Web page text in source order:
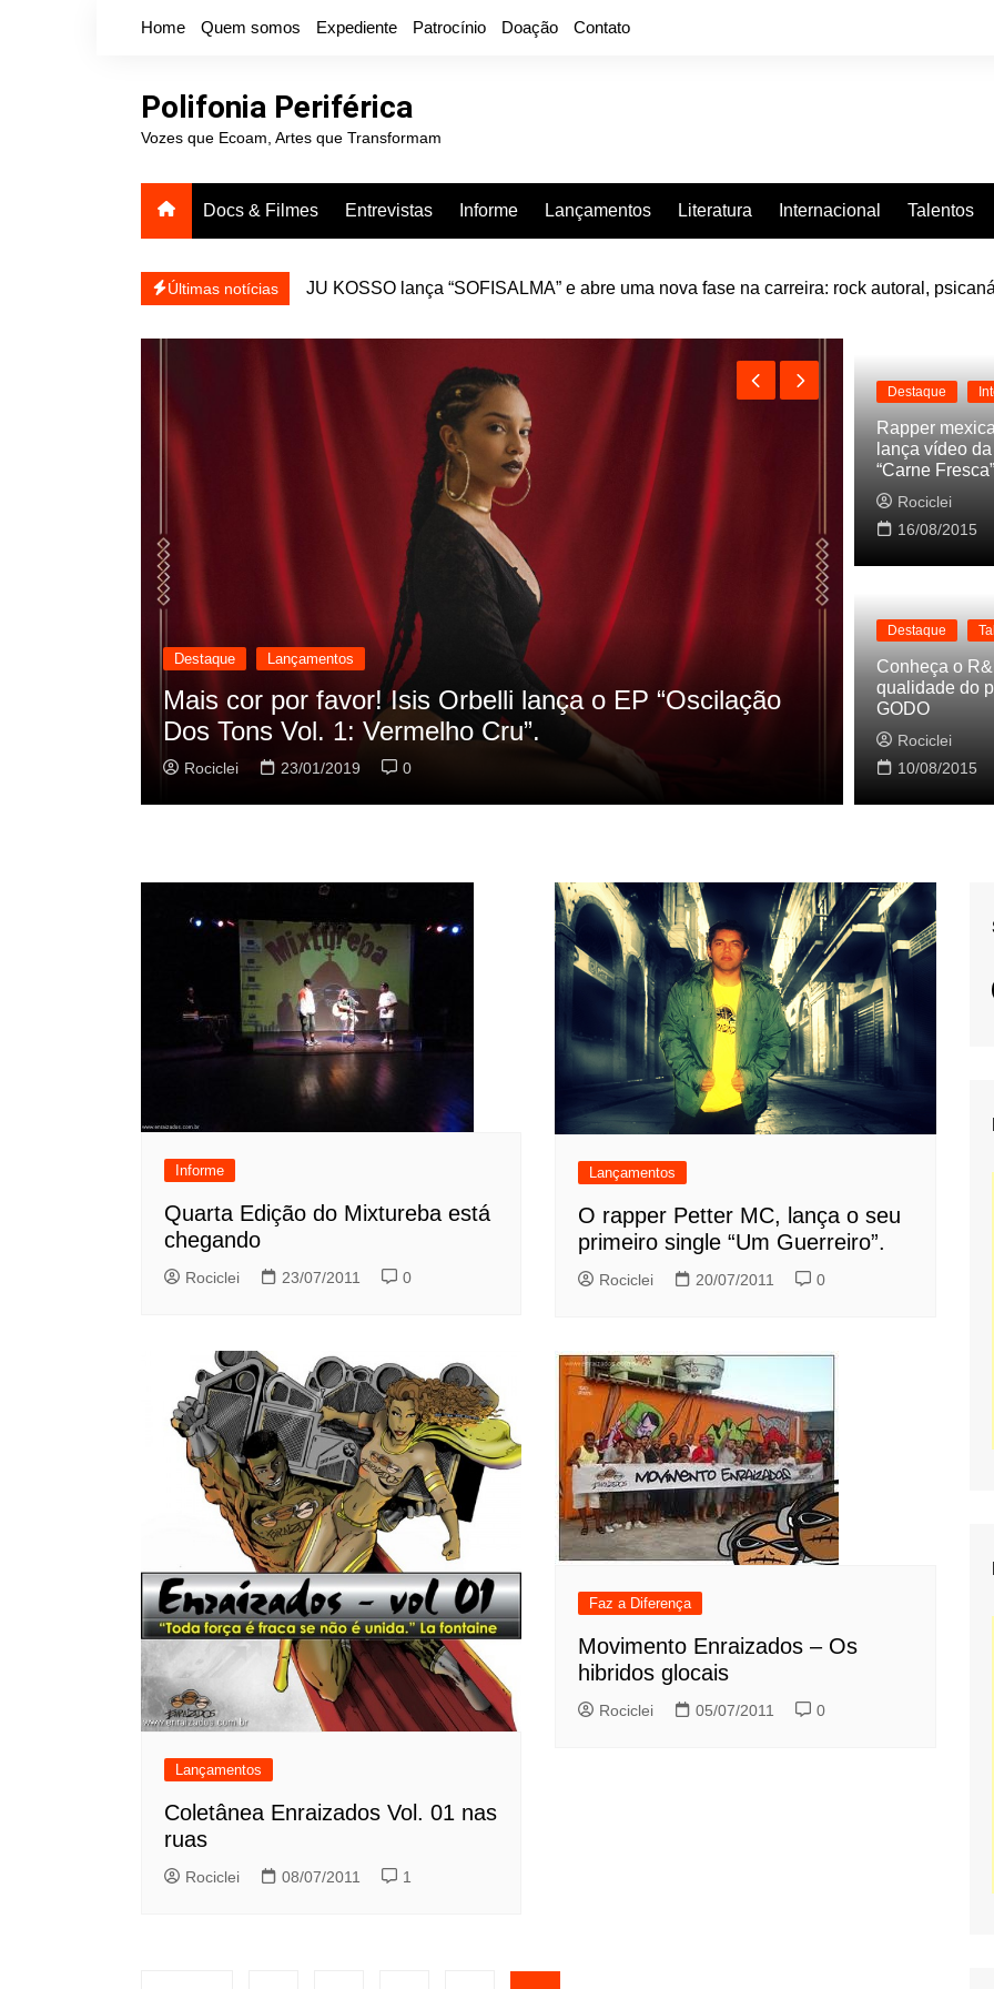
Home Quem somos Expediente Patrocínio Doação Contato
Polifonia Periférica
Vozes que Ecoam, Artes que Transformam
Docs & Filmes Entrevistas Informe Lançamentos Literatura Internacional Talentos
Últimas notícias
JU KOSSO lança “SOFISALMA” e abre uma nova fase na carreira: rock autoral,
Projota relança a mixtape “Projeção”, de 2010, nas plataformas digitais
Destaque Lançamentos
Rashid vai buscar nos HQs as referencias do clipe de
sua nova música
Rociclei 22/01/2019 0
Destaque
Cynthia
Baleiro
Rociclei
Destaque
Rapper
lança vídeo
“Carne Fresca”
Rociclei
16/08/2015
Destaque
Conheça o
qualidade do
GODO
Rociclei
10/08/2015
Informe
Quarta Edição do Mixtureba está
chegando
Rociclei 23/07/2011 0
Lançamentos
O rapper Petter MC, lança o seu
primeiro single “Um Guerreiro”.
Rociclei 20/07/2011 0
Lançamentos
Coletânea Enraizados Vol. 01 nas
ruas
Rociclei 08/07/2011 1
Faz a Diferença
Movimento Enraizados – Os
hibridos glocais
Rociclei 05/07/2011 0